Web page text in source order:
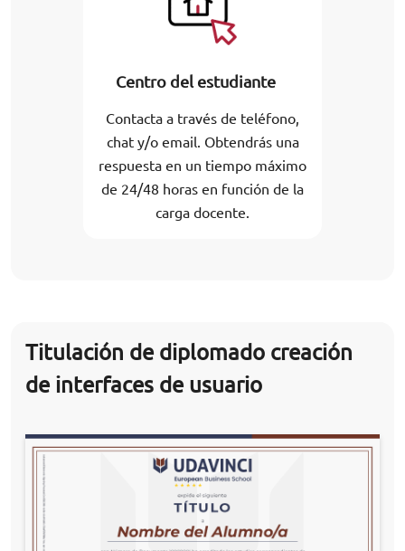
Centro del estudiante
Contacta a través de teléfono,
chat y/o email. Obtendrás una
respuesta en un tiempo máximo
de 24/48 horas en función de la
carga docente.
Titulación de diplomado creación
de interfaces de usuario